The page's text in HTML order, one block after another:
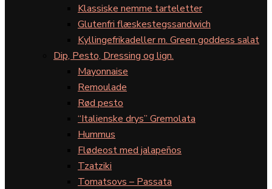
Klassiske nemme tarteletter
Glutenfri flæskestegssandwich
Kyllingefrikadeller m. Green goddess salat
Dip, Pesto, Dressing og lign.
Mayonnaise
Remoulade
Rød pesto
“Italienske drys” Gremolata
Hummus
Flødeost med jalapeños
Tzatziki
Tomatsovs – Passata